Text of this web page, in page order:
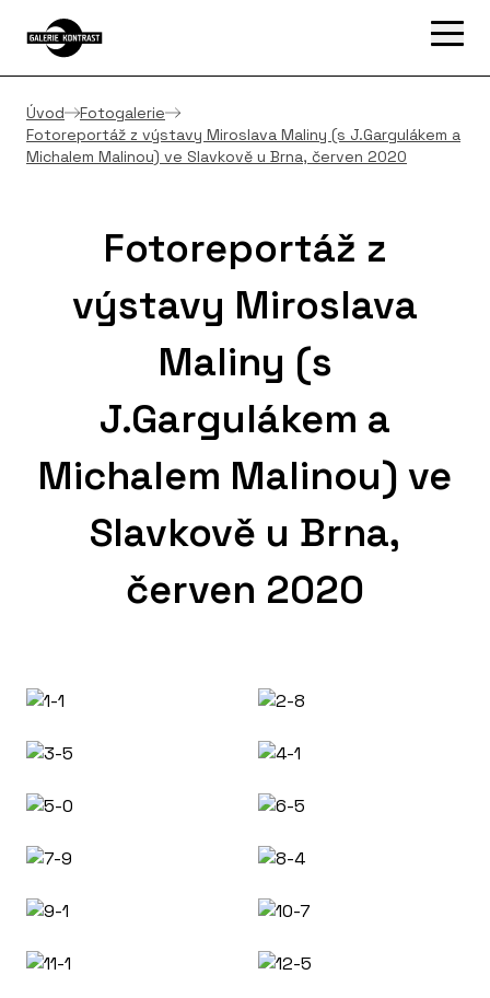
Úvod
Fotogalerie
Fotoreportáž z výstavy Miroslava Maliny (s J.Gargulákem a
Michalem Malinou) ve Slavkově u Brna, červen 2020
Fotoreportáž z
výstavy Miroslava
Maliny (s
J.Gargulákem a
Michalem Malinou) ve
Slavkově u Brna,
červen 2020